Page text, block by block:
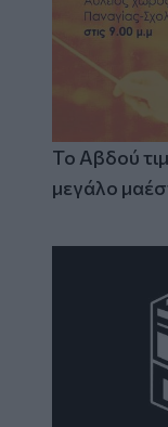
Το Αβδού
μεγάλο